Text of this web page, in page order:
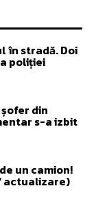
în stradă. Doi
poliției
șofer din
s-a izbit
un camion!
actualizare)